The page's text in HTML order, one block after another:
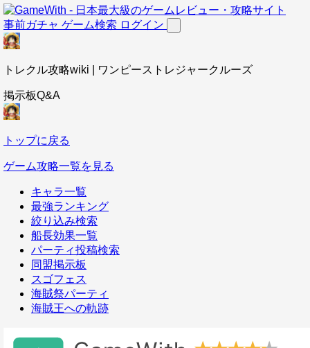
事前ガチャ ゲーム検索 ログイン
トレクル攻略wiki | ワンピーストレジャークルーズ
掲示板Q&A
トップに戻る
ゲーム攻略一覧を見る
キャラ一覧
最強ランキング
絞り込み検索
船長効果一覧
パーティ投稿検索
同盟掲示板
スゴフェス
海賊祭パーティ
海賊王への軌跡